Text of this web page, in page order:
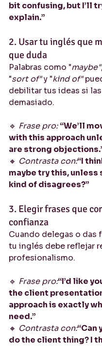
bit confusing, but I’ll
explain.”
2. Usar tu inglés que
que duda
Palabras como "maybe"
"sort of" y "kind of"
debilitar tus ideas si
demasiado.
🔹 Frase pro: “We’ll
with this approach
are strong
🔸 Contrasta con:“I
maybe try this, unless
kind of disagrees?”
3. Elegir frases que
confianza
Cuando delegas o das
tu inglés debe reflejar
profesionalismo.
🔹 Frase pro:“I’d like
the client
approach is exactly
need.”
🔸 Contrasta con:“Can
do the client thing? I